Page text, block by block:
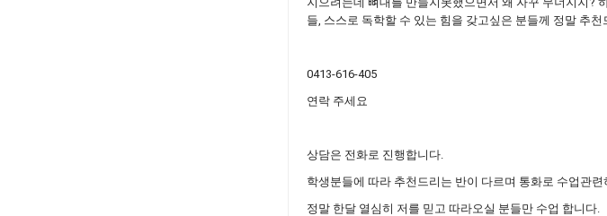
들, 스스로 독학할 수 있는 힘을 갖고싶은 분들께 정말 추천
0413-616-405
연락 주세요
상담은 전화로 진행합니다.
학생분들에 따라 추천드리는 반이 다르며 통화로 수업관
정말 한달 열심히 저를 믿고 따라오실 분들만 수업 합니다.